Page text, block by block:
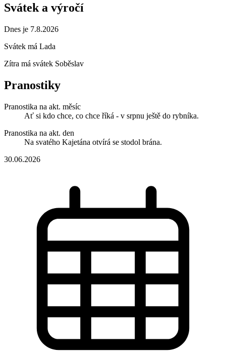
Svátek a výročí
Dnes je 7.8.2026
Svátek má Lada
Zítra má svátek Soběslav
Pranostiky
Pranostika na akt. měsíc
Ať si kdo chce, co chce říká - v srpnu ještě do rybníka.
Pranostika na akt. den
Na svatého Kajetána otvírá se stodol brána.
30.06.2026